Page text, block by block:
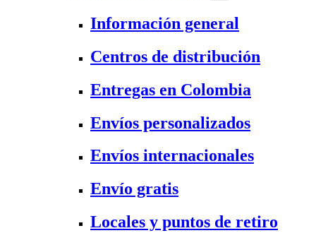
Información general
Centros de distribución
Entregas en Colombia
Envíos personalizados
Envíos internacionales
Envío gratis
Locales y puntos de retiro